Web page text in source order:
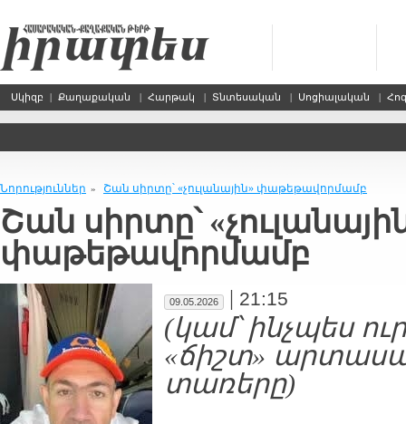
Սկիզբ | Քաղաքական | Հարթակ | Տնտեսական | Սոցիալական |
Նորություններ » Շան սիրտը՝ «չուլանային» փաթեթավորմամբ
Շան սիրտը՝
փաթեթավորմամբ
09.05.2026 | 21:15
(կամ՝ ինչպես
«ճիշտ»
տառերը)